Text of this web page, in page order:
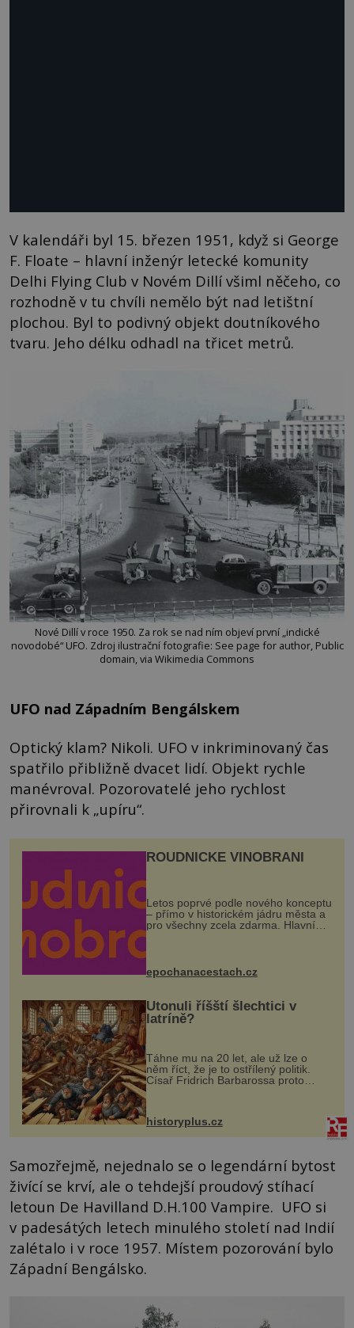
V kalendáři byl 15. březen 1951, když si George
F. Floate – hlavní inženýr letecké komunity
Delhi Flying Club v Novém Dillí všiml něčeho, co
rozhodně v tu chvíli nemělo být nad letištní
plochou. Byl to podivný objekt doutníkového
tvaru. Jeho délku odhadl na třicet metrů.
Nové Dillí v roce 1950. Za rok se nad ním objeví první „indické
novodobé“ UFO. Zdroj ilustrační fotografie: See page for author, Public
domain, via Wikimedia Commons
UFO nad Západním Bengálskem
Optický klam? Nikoli. UFO v inkriminovaný čas
spatřilo přibližně dvacet lidí. Objekt rychle
manévroval. Pozorovatelé jeho rychlost
přirovnali k „upíru“.
ROUDNICKÉ VINOBRANÍ
Letos poprvé podle nového konceptu
– přímo v historickém jádru města a
pro všechny zcela zdarma. Hlavní
program se odehraje na Karlově a
mohou těšit na víno, burčák, pes...
epochanacestach.cz
Utonuli říšští šlechtici v
latríně?
Táhne mu na 20 let, ale už lze o
něm říct, že je to ostřílený politik.
Císař Fridrich Barbarossa proto
posílá svého syna a dědice Jindřicha
VI. do Erfurtu, aby se stal
prostředníkem při řešení sporu m...
historyplus.cz
Samozřejmě, nejednalo se o legendární bytost
živící se krví, ale o tehdejší proudový stíhací
letoun De Havilland D.H.100 Vampire. UFO si
v padesátých letech minulého století nad Indií
zalétalo i v roce 1957. Místem pozorování bylo
Západní Bengálsko.